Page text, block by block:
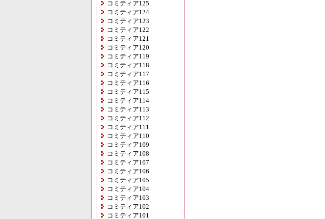
コミティア125
コミティア124
コミティア123
コミティア122
コミティア121
コミティア120
コミティア119
コミティア118
コミティア117
コミティア116
コミティア115
コミティア114
コミティア113
コミティア112
コミティア111
コミティア110
コミティア109
コミティア108
コミティア107
コミティア106
コミティア105
コミティア104
コミティア103
コミティア102
コミティア101